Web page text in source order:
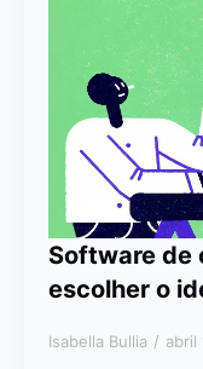
Software de
escolher o
Isabella Bullia abril